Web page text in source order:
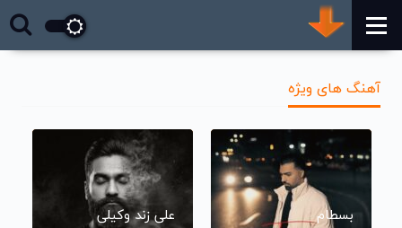
آهنگ های ویژه
بسطام علی زند وکیلی